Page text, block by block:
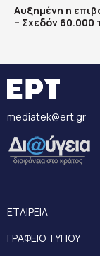
Αυξημένη η
– Σχεδόν 60.000
mediatek@ert.gr
ΕΤΑΙΡΕΙΑ
ΓΡΑΦΕΙΟ ΤΥΠΟΥ